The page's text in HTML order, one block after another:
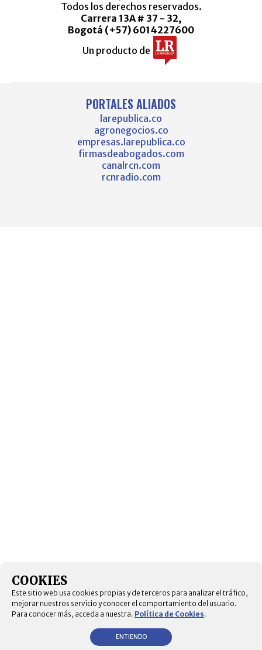
Todos los derechos reservados.
Carrera 13A # 37 - 32,
Bogotá (+57) 6014227600
Un producto de
PORTALES ALIADOS
larepublica.co
agronegocios.co
empresas.larepublica.co
firmasdeabogados.com
canalrcn.com
rcnradio.com
COOKIES
Este sitio web usa cookies propias y de terceros para analizar el tráfico,
mejorar nuestros servicio y conocer el comportamiento del usuario.
Para conocer más, acceda a nuestra. Política de Cookies.
ENTIENDO